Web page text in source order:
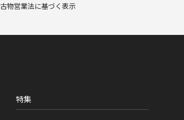
古物営業法に基づく表示
特集